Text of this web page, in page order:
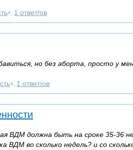
», 1 ответ/ов
но без аборта, просто у
», 1 ответ/ов
ВДМ должна быть на сроке 35-36
ВДМ во сколько недель? и со